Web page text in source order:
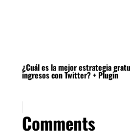
¿Cuál es la mejor estrategia
ingresos con Twitter? + Plugin
Comments